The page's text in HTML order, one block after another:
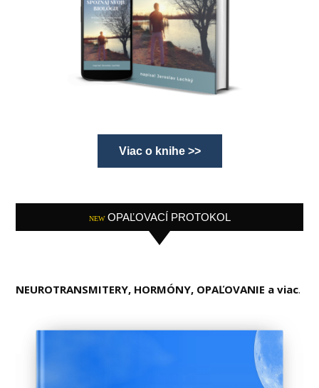
Viac o knihe >>
NEW OPAĽOVACÍ PROTOKOL
NEUROTRANSMITERY, HORMÓNY, OPAĽOVANIE a viac.